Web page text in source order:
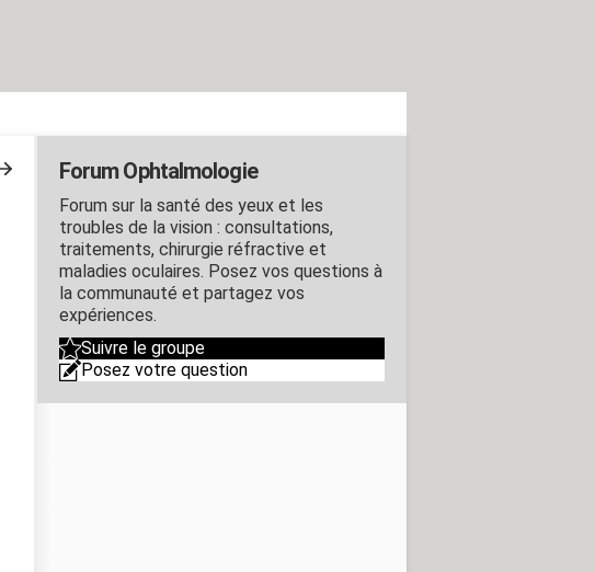
Forum Ophtalmologie
Forum sur la santé des yeux et les
troubles de la vision : consultations,
traitements, chirurgie réfractive et
maladies oculaires. Posez vos questions à
la communauté et partagez vos
expériences.
Suivre le groupe
Posez votre question